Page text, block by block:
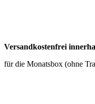
Versandkostenfrei
für die Monatsbox (ohne